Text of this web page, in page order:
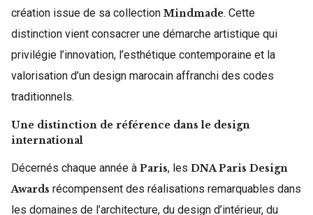
création issue de sa collection Mindmade. Cette
distinction vient consacrer une démarche artistique qui
privilégie l’innovation, l’esthétique contemporaine et la
valorisation d’un design marocain affranchi des codes
traditionnels.
Une distinction de référence dans le design
international
Décernés chaque année à Paris, les DNA Paris Design
Awards récompensent des réalisations remarquables dans
les domaines de l’architecture, du design d’intérieur, du